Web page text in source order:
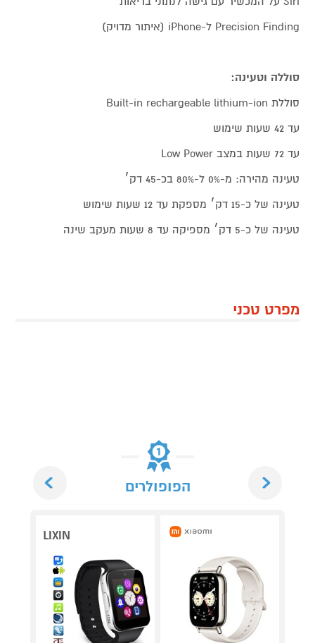
Precision Finding ל-iPhone (איתור מדויק)
סוללה וטעינה:
סוללת Built-in rechargeable lithium-ion
עד 42 שעות שימוש
עד 72 שעות במצב Low Power
טעינה מהירה: מ-0% ל-80% בכ-45 דק׳
טעינה של כ-15 דק׳ מספקת עד 12 שעות שימוש
טעינה של כ-5 דק׳ מספיקה עד 8 שעות מעקב שינה
מפרט טכני
הפופולרים
LIXIN